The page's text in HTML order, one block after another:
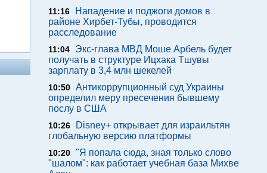
11:16
Нападение и поджоги домов в
районе Хирбет-Тубы, проводится
расследование
11:04
Экс-глава МВД Моше Арбель будет
получать в структуре Ицхака Тшувы
зарплату в 3,4 млн шекелей
10:50 Антикоррупционный суд Украины
определил меру пресечения бывшему
послу в США
10:26
Disney+ открывает для израильтян
глобальную версию платформы
10:20 "Я попала сюда, зная только слово
"шалом": как работает учебная база Михве